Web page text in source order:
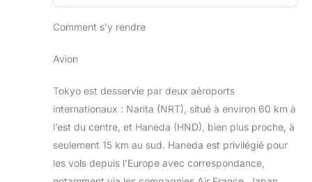
Comment s’y rendre
Avion
Tokyo est desservie par deux aéroports
internationaux : Narita (NRT), situé à environ 60 km à
l’est du centre, et Haneda (HND), bien plus proche, à
seulement 15 km au sud. Haneda est privilégié pour
les vols depuis l’Europe avec correspondance,